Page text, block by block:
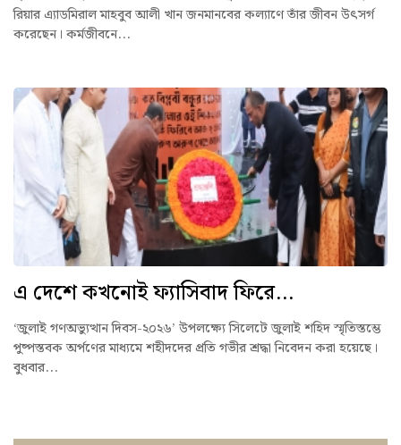
রিয়ার এ্যাডমিরাল মাহবুব আলী খান জনমানবের কল্যাণে তাঁর জীবন উৎসর্গ
করেছেন। কর্মজীবনে...
এ দেশে কখনোই ফ্যাসিবাদ ফিরে...
‘জুলাই গণঅভ্যুত্থান দিবস-২০২৬’ উপলক্ষ্যে সিলেটে জুলাই শহিদ স্মৃতিস্তম্ভে
পুষ্পস্তবক অর্পণের মাধ্যমে শহীদদের প্রতি গভীর শ্রদ্ধা নিবেদন করা হয়েছে।
বুধবার...